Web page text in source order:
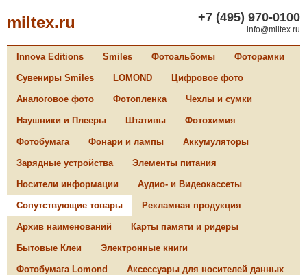
miltex.ru +7 (495) 970-0100
info@miltex.ru
Innova Editions Smiles Фотоальбомы Фоторамки
Сувениры Smiles LOMOND Цифровое фото
Аналоговое фото Фотопленка Чехлы и сумки
Наушники и Плееры Штативы Фотохимия
Фотобумага Фонари и лампы Аккумуляторы
Зарядные устройства Элементы питания
Носители информации Аудио- и Видеокассеты
Сопутствующие товары Рекламная продукция
Архив наименований Карты памяти и ридеры
Бытовые Клеи Электронные книги
Фотобумага Lomond Аксессуары для носителей данных